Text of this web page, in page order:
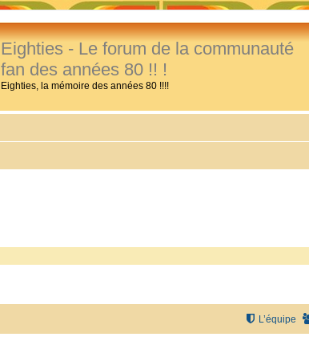
Eighties - Le forum de la communauté
fan des années 80 !! !
Eighties, la mémoire des années 80 !!!!
L’équipe